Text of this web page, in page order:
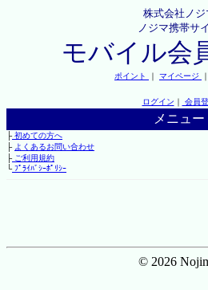
株式会社ノジ
ノジマ携帯サ
モバイル会
ポイント ｜ マイページ ｜
ログイン ｜ 会員
メニュー
├初めての方へ
├ よくあるお問い合わせ
├ご利用規約
└ﾌﾟﾗｲﾊﾞｼｰﾎﾟﾘｼｰ
© 2026